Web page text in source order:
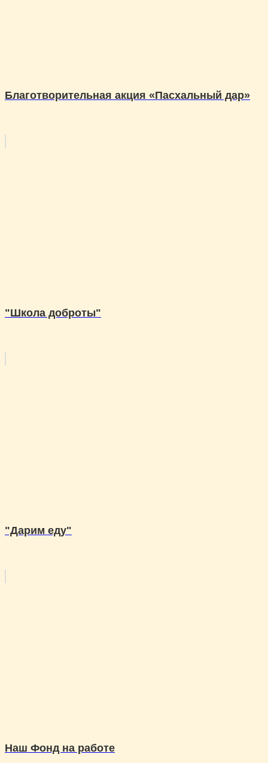
Благотворительная акция «Пасхальный дар»
"Школа доброты"
"Дарим еду"
Наш Фонд на работе